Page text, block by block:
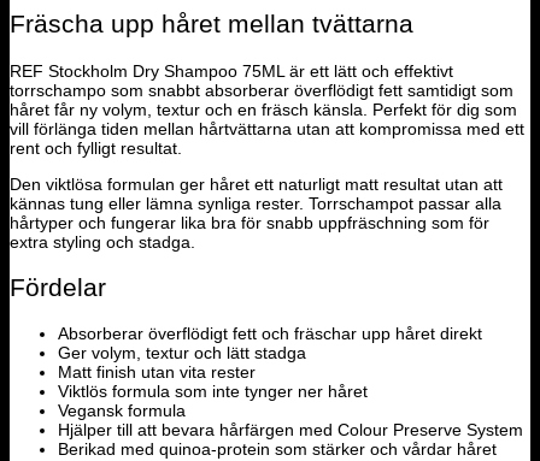
Fräscha upp håret mellan tvättarna
REF Stockholm Dry Shampoo 75ML är ett lätt och effektivt
torrschampo som snabbt absorberar överflödigt fett samtidigt som
håret får ny volym, textur och en fräsch känsla. Perfekt för dig som
vill förlänga tiden mellan hårtvättarna utan att kompromissa med ett
rent och fylligt resultat.
Den viktlösa formulan ger håret ett naturligt matt resultat utan att
kännas tung eller lämna synliga rester. Torrschampot passar alla
hårtyper och fungerar lika bra för snabb uppfräschning som för
extra styling och stadga.
Fördelar
Absorberar överflödigt fett och fräschar upp håret direkt
Ger volym, textur och lätt stadga
Matt finish utan vita rester
Viktlös formula som inte tynger ner håret
Vegansk formula
Hjälper till att bevara hårfärgen med Colour Preserve System
Berikad med quinoa-protein som stärker och vårdar håret